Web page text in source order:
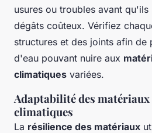
usures ou troubles avant
dégâts coûteux. Vérifiez
structures et des joints afin
d'eau pouvant nuire aux
climatiques variées.
Adaptabilité des
climatiques
La résilience des matériaux